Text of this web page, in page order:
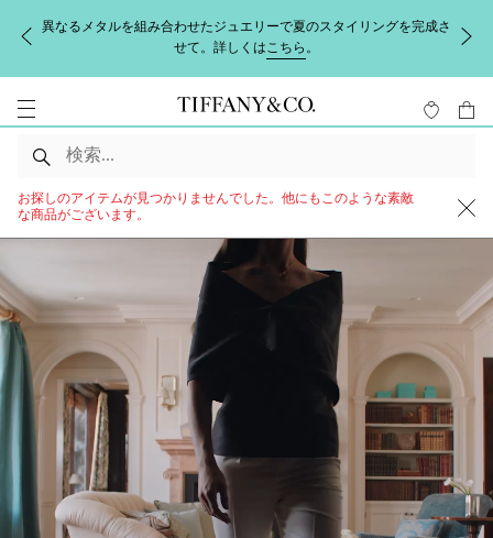
【配送に関するお知らせ】地震の影響により熊本県を中心にお荷物の
お届けに遅延の可能性がございます。詳しくは
お探しのアイテムが見つかりませんでした。他にもこのような素敵
な商品がございます。